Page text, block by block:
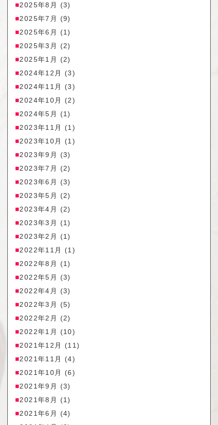
2025年8月
(3)
2025年7月
(9)
2025年6月
(1)
2025年3月
(2)
2025年1月
(2)
2024年12月
(3)
2024年11月
(3)
2024年10月
(2)
2024年5月
(1)
2023年11月
(1)
2023年10月
(1)
2023年9月
(3)
2023年7月
(2)
2023年6月
(3)
2023年5月
(2)
2023年4月
(2)
2023年3月
(1)
2023年2月
(1)
2022年11月
(1)
2022年8月
(1)
2022年5月
(3)
2022年4月
(3)
2022年3月
(5)
2022年2月
(2)
2022年1月
(10)
2021年12月
(11)
2021年11月
(4)
2021年10月
(6)
2021年9月
(3)
2021年8月
(1)
2021年6月
(4)